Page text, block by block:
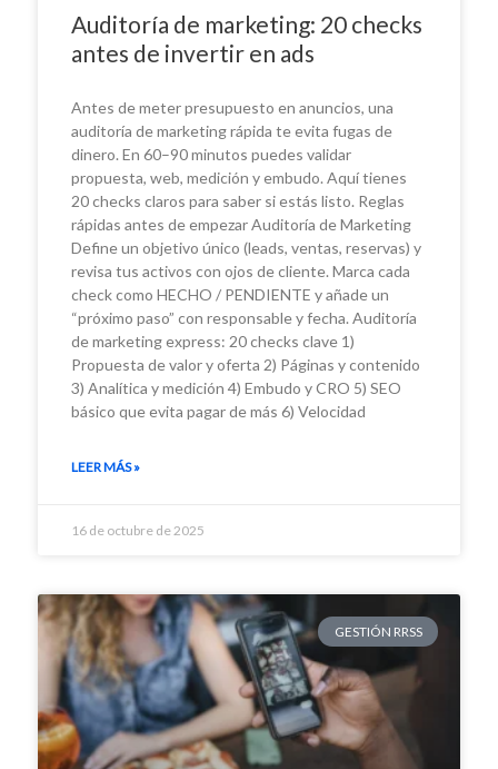
Auditoría de marketing: 20 checks
antes de invertir en ads
Antes de meter presupuesto en anuncios, una
auditoría de marketing rápida te evita fugas de
dinero. En 60–90 minutos puedes validar
propuesta, web, medición y embudo. Aquí tienes
20 checks claros para saber si estás listo. Reglas
rápidas antes de empezar Auditoría de Marketing
Define un objetivo único (leads, ventas, reservas) y
revisa tus activos con ojos de cliente. Marca cada
check como HECHO / PENDIENTE y añade un
“próximo paso” con responsable y fecha. Auditoría
de marketing express: 20 checks clave 1)
Propuesta de valor y oferta 2) Páginas y contenido
3) Analítica y medición 4) Embudo y CRO 5) SEO
básico que evita pagar de más 6) Velocidad
LEER MÁS »
16 de octubre de 2025
GESTIÓN RRSS